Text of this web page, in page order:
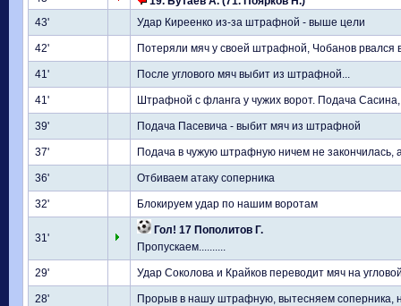
43'
Удар Киреенко из-за штрафной - выше цели
42' Потеряли мяч у своей штрафной, Чобанов
41' После углового мяч выбит из штрафной...
41' Штрафной с фланга у чужих ворот. Подача
39' Подача Пасевича - выбит мяч из штрафной
37' Подача в чужую штрафную ничем не
36' Отбиваем атаку соперника
32' Блокируем удар по нашим воротам
31'
Гол! 17 Пополитов Г.
Пропускаем..........
29' Удар Соколова и Крайков переводит мяч на
28' Прорыв в нашу штрафную, вытесняем